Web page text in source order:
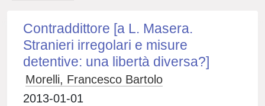
Contraddittore [a L. Masera.
Stranieri irregolari e misure
detentive: una libertà diversa?]
Morelli, Francesco Bartolo
2013-01-01